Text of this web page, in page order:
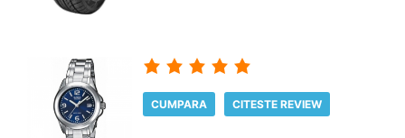
CUMPARA CITESTE REVIEW